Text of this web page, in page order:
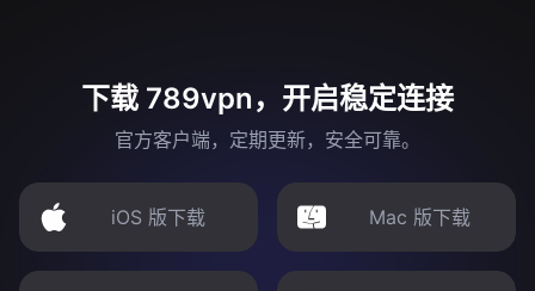
下载 789vpn，开启稳定连接
官方客户端，定期更新，安全可靠。
iOS 版下载 Mac 版下载